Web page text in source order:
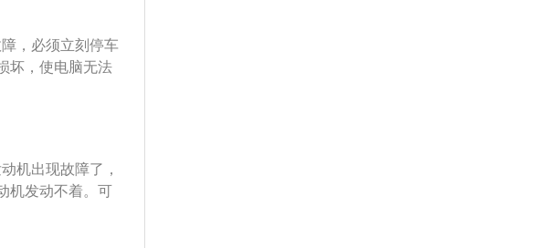
：去4S店维修凸
流量传感器、绝
量，造成燃油混
换节气门电机和
器电阻变值，
4S店维修水温传
电不良，燃烧
水箱漏水，造成
全。解决方
，必须立刻停车
坏，使电脑无法
：去4S店维修氧
传感器和曲轴传
压力传感器接触
比失准，使燃油
、空气流量传感
动时间不当，
机出现故障了，
机发动不着。可
断路等。解决方